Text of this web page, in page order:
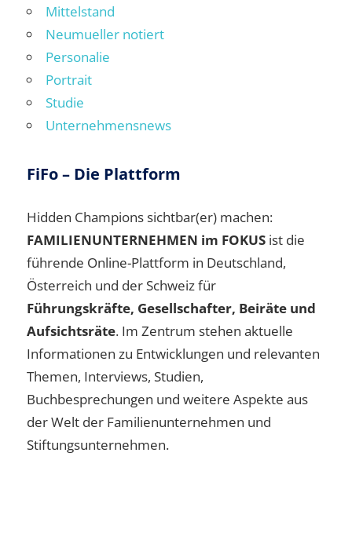
Mittelstand
Neumueller notiert
Personalie
Portrait
Studie
Unternehmensnews
FiFo – Die Plattform
Hidden Champions sichtbar(er) machen:
FAMILIENUNTERNEHMEN im FOKUS ist die
führende Online-Plattform in Deutschland,
Österreich und der Schweiz für
Führungskräfte, Gesellschafter, Beiräte und
Aufsichtsräte. Im Zentrum stehen aktuelle
Informationen zu Entwicklungen und relevanten
Themen, Interviews, Studien,
Buchbesprechungen und weitere Aspekte aus
der Welt der Familienunternehmen und
Stiftungsunternehmen.